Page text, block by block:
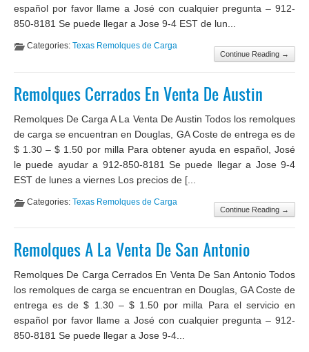
español por favor llame a José con cualquier pregunta – 912-
850-8181 Se puede llegar a Jose 9-4 EST de lun...
Continue Reading →
Categories: Texas Remolques de Carga
Remolques Cerrados En Venta De Austin
Remolques De Carga A La Venta De Austin Todos los remolques
de carga se encuentran en Douglas, GA Coste de entrega es de
$ 1.30 – $ 1.50 por milla Para obtener ayuda en español, José
le puede ayudar a 912-850-8181 Se puede llegar a Jose 9-4
EST de lunes a viernes Los precios de [...
Continue Reading →
Categories: Texas Remolques de Carga
Remolques A La Venta De San Antonio
Remolques De Carga Cerrados En Venta De San Antonio Todos
los remolques de carga se encuentran en Douglas, GA Coste de
entrega es de $ 1.30 – $ 1.50 por milla Para el servicio en
español por favor llame a José con cualquier pregunta – 912-
850-8181 Se puede llegar a Jose 9-4...